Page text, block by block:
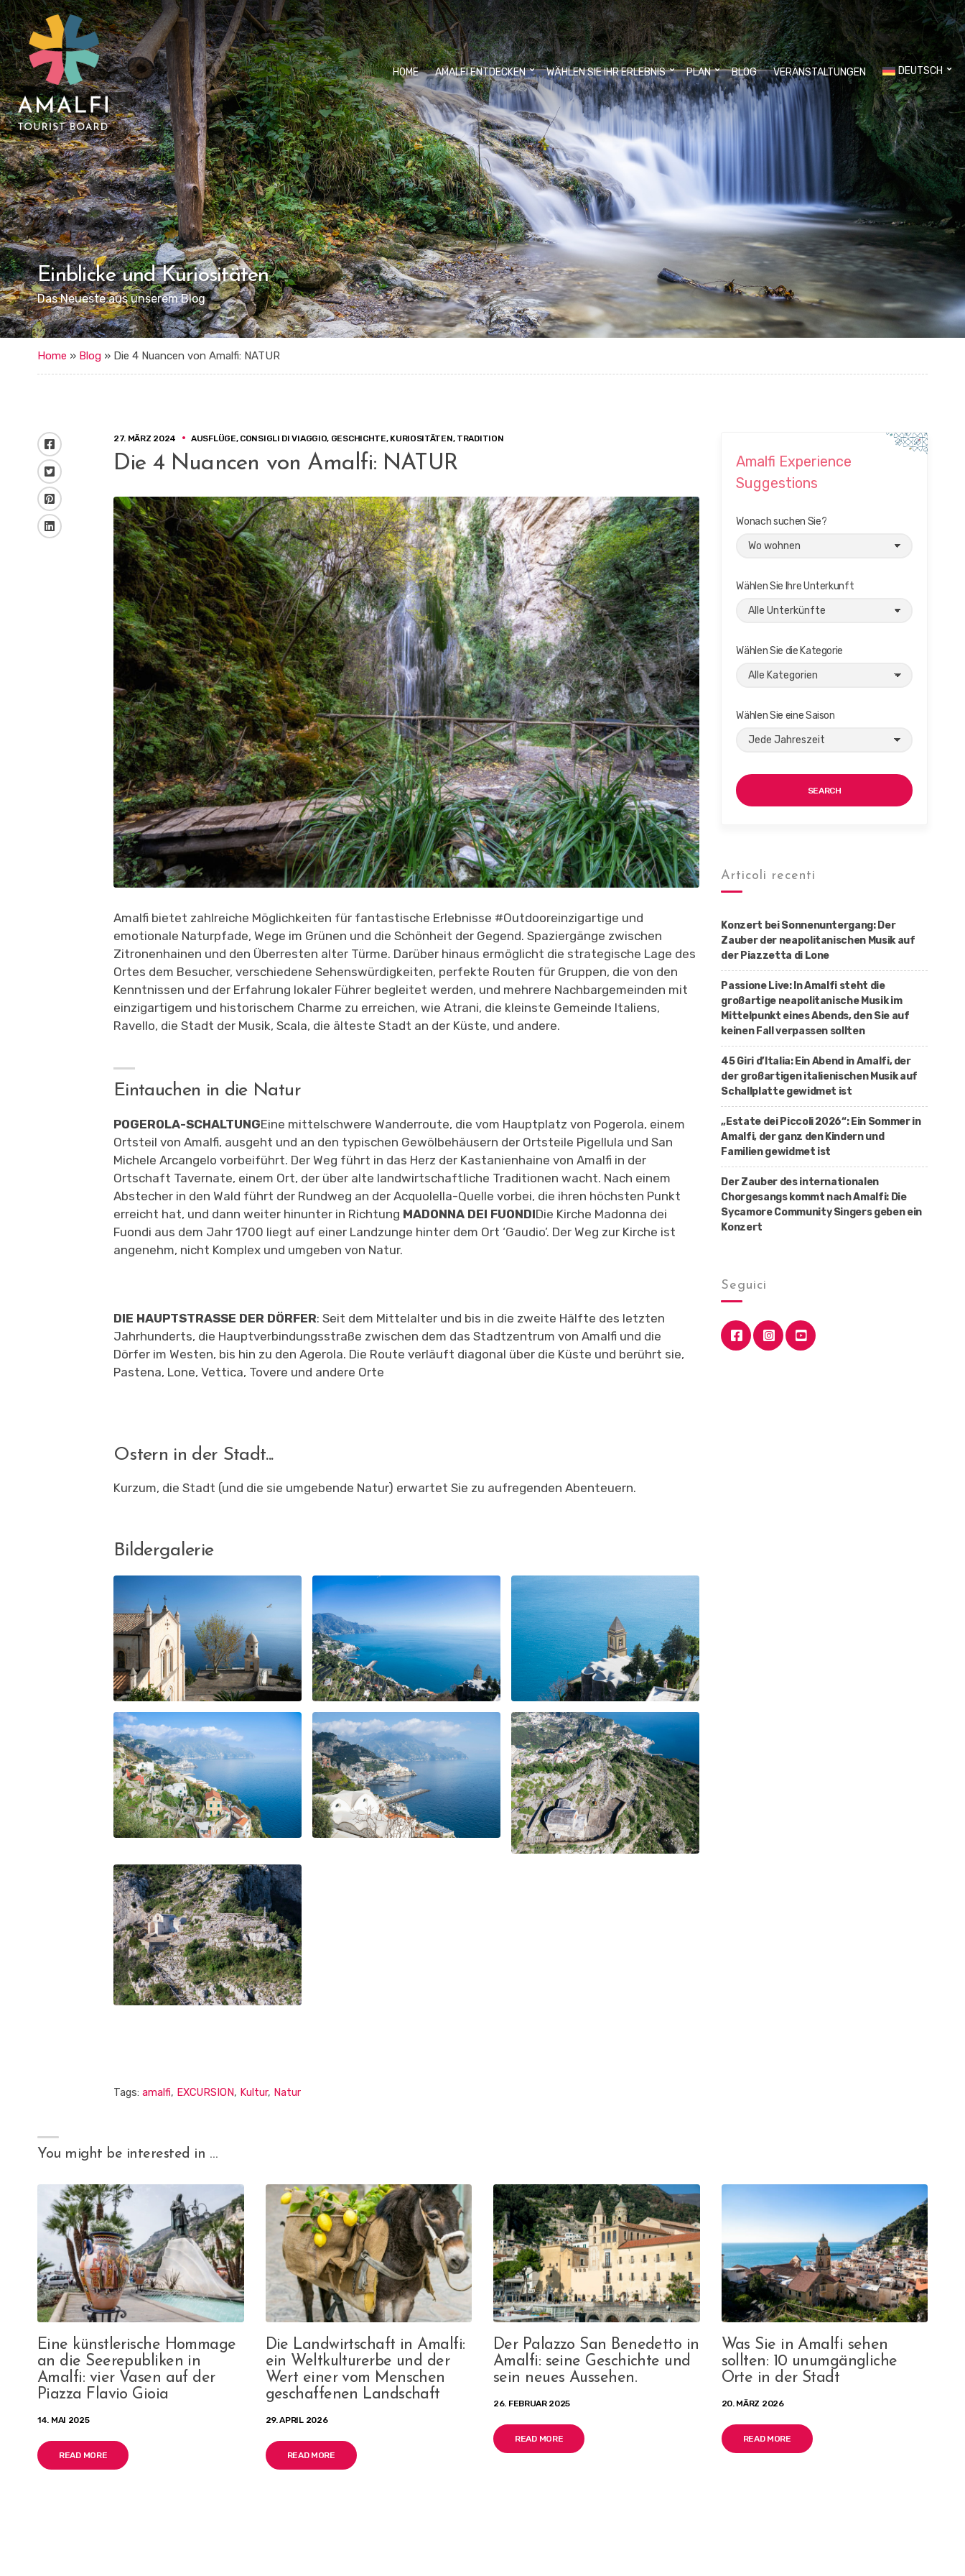
HOME AMALFI ENTDECKEN WÄHLEN SIE IHR ERLEBNIS PLAN BLOG VERANSTALTUNGEN DEUTSCH
Einblicke und Kuriositäten
Das Neueste aus unserem Blog
Home » Blog » Die 4 Nuancen von Amalfi: NATUR
Facebook
Twitter
Pinterest
LinkedIn
27. MÄRZ 2024 AUSFLÜGE, CONSIGLI DI VIAGGIO, GESCHICHTE, KURIOSITÄTEN, TRADITION
Die 4 Nuancen von Amalfi: NATUR
Amalfi bietet zahlreiche Möglichkeiten für fantastische Erlebnisse #Outdooreinzigartige und
emotionale Naturpfade, Wege im Grünen und die Schönheit der Gegend. Spaziergänge zwischen
Zitronenhainen und den Überresten alter Türme. Darüber hinaus ermöglicht die strategische Lage des
Ortes dem Besucher, verschiedene Sehenswürdigkeiten, perfekte Routen für Gruppen, die von den
Kenntnissen und der Erfahrung lokaler Führer begleitet werden, und mehrere Nachbargemeinden mit
einzigartigem und historischem Charme zu erreichen, wie Atrani, die kleinste Gemeinde Italiens,
Ravello, die Stadt der Musik, Scala, die älteste Stadt an der Küste, und andere.
Eintauchen in die Natur
POGEROLA-SCHALTUNGEine mittelschwere Wanderroute, die vom Hauptplatz von Pogerola, einem
Ortsteil von Amalfi, ausgeht und an den typischen Gewölbehäusern der Ortsteile Pigellula und San
Michele Arcangelo vorbeiführt. Der Weg führt in das Herz der Kastanienhaine von Amalfi in der
Ortschaft Tavernate, einem Ort, der über alte landwirtschaftliche Traditionen wacht. Nach einem
Abstecher in den Wald führt der Rundweg an der Acquolella-Quelle vorbei, die ihren höchsten Punkt
erreicht hat, und dann weiter hinunter in Richtung MADONNA DEI FUONDIDie Kirche Madonna dei
Fuondi aus dem Jahr 1700 liegt auf einer Landzunge hinter dem Ort ‘Gaudio’. Der Weg zur Kirche ist
angenehm, nicht Komplex und umgeben von Natur.
DIE HAUPTSTRASSE DER DÖRFER: Seit dem Mittelalter und bis in die zweite Hälfte des letzten
Jahrhunderts, die Hauptverbindungsstraße zwischen dem das Stadtzentrum von Amalfi und die
Dörfer im Westen, bis hin zu den Agerola. Die Route verläuft diagonal über die Küste und berührt sie,
Pastena, Lone, Vettica, Tovere und andere Orte
Ostern in der Stadt...
Kurzum, die Stadt (und die sie umgebende Natur) erwartet Sie zu aufregenden Abenteuern.
Bildergalerie
Tags: amalfi, EXCURSION, Kultur, Natur
Amalfi Experience
Suggestions
Wonach suchen Sie?
Wählen Sie Ihre Unterkunft
Wählen Sie die Kategorie
Wählen Sie eine Saison
SEARCH
Articoli recenti
Konzert bei Sonnenuntergang: Der
Zauber der neapolitanischen Musik auf
der Piazzetta di Lone
Passione Live: In Amalfi steht die
großartige neapolitanische Musik im
Mittelpunkt eines Abends, den Sie auf
keinen Fall verpassen sollten
45 Giri d’Italia: Ein Abend in Amalfi, der
der großartigen italienischen Musik auf
Schallplatte gewidmet ist
„Estate dei Piccoli 2026“: Ein Sommer in
Amalfi, der ganz den Kindern und
Familien gewidmet ist
Der Zauber des internationalen
Chorgesangs kommt nach Amalfi: Die
Sycamore Community Singers geben ein
Konzert
Seguici
You might be interested in …
Eine künstlerische Hommage
an die Seerepubliken in
Amalfi: vier Vasen auf der
Piazza Flavio Gioia
14. MAI 2025
READ MORE
Die Landwirtschaft in Amalfi:
ein Weltkulturerbe und der
Wert einer vom Menschen
geschaffenen Landschaft
29. APRIL 2026
READ MORE
Der Palazzo San Benedetto in
Amalfi: seine Geschichte und
sein neues Aussehen.
26. FEBRUAR 2025
READ MORE
Was Sie in Amalfi sehen
sollten: 10 unumgängliche
Orte in der Stadt
20. MÄRZ 2026
READ MORE